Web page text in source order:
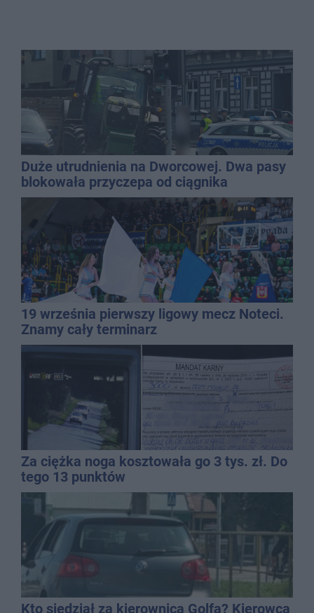
Duże utrudnienia na Dworcowej. Dwa pasy
blokowała przyczepa od ciągnika
19 września pierwszy ligowy mecz Noteci.
Znamy cały terminarz
Za ciężka noga kosztowała go 3 tys. zł. Do
tego 13 punktów
Kto siedział za kierownicą Golfa? Kierowca